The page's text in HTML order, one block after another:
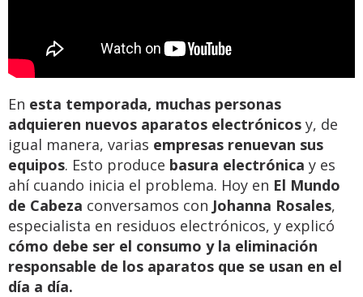
En esta temporada, muchas personas
adquieren nuevos aparatos electrónicos y, de
igual manera, varias empresas renuevan sus
equipos. Esto produce basura electrónica y es
ahí cuando inicia el problema. Hoy en El Mundo
de Cabeza conversamos con Johanna Rosales,
especialista en residuos electrónicos, y explicó
cómo debe ser el consumo y la eliminación
responsable de los aparatos que se usan en el
día a día.